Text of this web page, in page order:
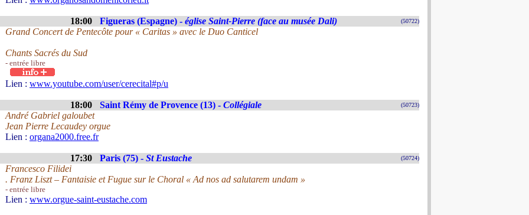
18:00 Figueras (Espagne) - église Saint-Pierre (face au musée Dali) (50722)
Grand Concert de Pentecôte pour « Caritas » avec le Duo Canticel
Chants Sacrés du Sud
- entrée libre
Lien : www.youtube.com/user/cerecital#p/u
18:00 Saint Rémy de Provence (13) - Collégiale (50723)
André Gabriel galoubet
Jean Pierre Lecaudey orgue
Lien : organa2000.free.fr
17:30 Paris (75) - St Eustache (50724)
Francesco Filidei
. Franz Liszt – Fantaisie et Fugue sur le Choral « Ad nos ad salutarem undam »
- entrée libre
Lien : www.orgue-saint-eustache.com